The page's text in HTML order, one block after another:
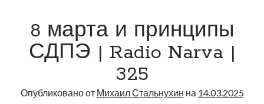
школах
Radio
336
8 марта и принципы
СДПЭ | Radio Narva |
325
Опубликовано от Михаил Стальнухин на 14.03.2025